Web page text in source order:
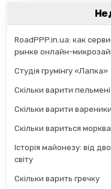
RoadPPP.in.ua: как
рынке онлайн-
Студія грумінгу «Лапка»
Скільки варити пельмені
Скільки варити
Скільки вариться морква
Історія майонезу: від
світу
Скільки варить гречку